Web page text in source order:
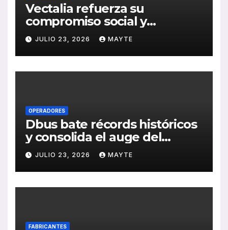
Vectalia refuerza su
compromiso social y
medioambiental con la
publicación de su Memoria
de RSC 2025
JULIO 23, 2026 MAYTE
OPERADORES
Dbus bate récords históricos
y consolida el auge del
transporte público en San
Sebastián
JULIO 23, 2026 MAYTE
FABRICANTES